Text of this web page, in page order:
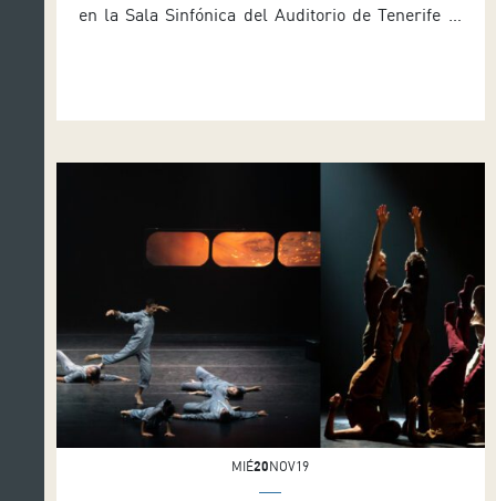
en la Sala Sinfónica del Auditorio de Tenerife el
proyección internacional: Hush, del israelí Roy
MIÉ20NOV19